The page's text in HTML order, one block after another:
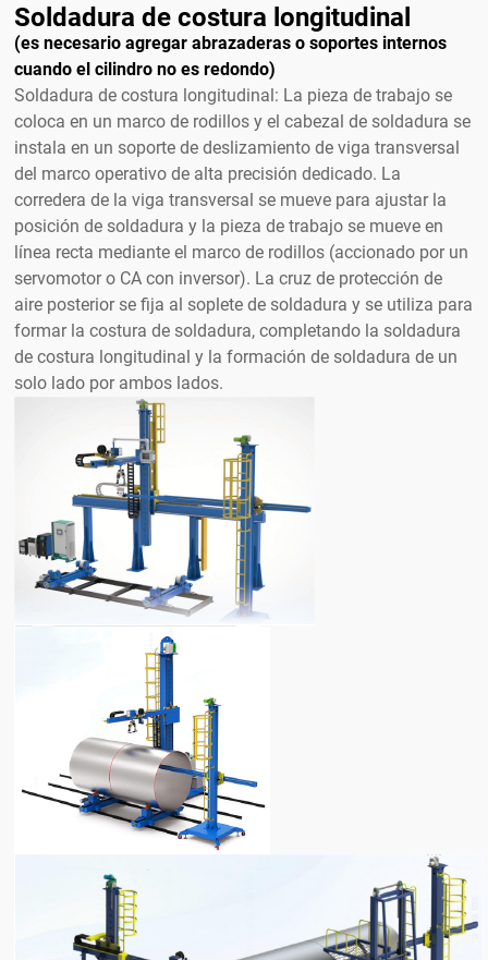
Soldadura de costura longitudinal
(es necesario agregar abrazaderas o soportes internos
cuando el cilindro no es redondo)
Soldadura de costura longitudinal: La pieza de trabajo se
coloca en un marco de rodillos y el cabezal de soldadura se
instala en un soporte de deslizamiento de viga transversal
del marco operativo de alta precisión dedicado. La
corredera de la viga transversal se mueve para ajustar la
posición de soldadura y la pieza de trabajo se mueve en
línea recta mediante el marco de rodillos (accionado por un
servomotor o CA con inversor). La cruz de protección de
aire posterior se fija al soplete de soldadura y se utiliza para
formar la costura de soldadura, completando la soldadura
de costura longitudinal y la formación de soldadura de un
solo lado por ambos lados.